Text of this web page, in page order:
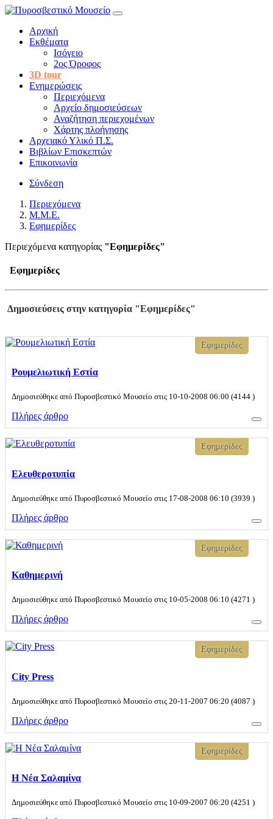
Αρχική
Εκθέματα
Ισόγειο
2ος Όροφος
3D tour
Ενημερώσεις
Περιεχόμενα
Αρχείο δημοσιεύσεων
Αναζήτηση περιεχομένων
Χάρτης πλοήγησης
Αρχειακό Υλικό Π.Σ.
Βιβλίων Επισκεπτών
Επικοινωνία
Σύνδεση
Περιεχόμενα
Μ.Μ.Ε.
Εφημερίδες
Περιεχόμενα κατηγορίας "Εφημερίδες"
Εφημερίδες
Δημοσιεύσεις στην κατηγορία "Εφημερίδες"
Εφημερίδες
Ρουμελιωτική Εστία
Δημοσιεύθηκε από Πυροσβεστικό Μουσείο στις 10-10-2008 06:00 (4144 )
Πλήρες άρθρο
Εφημερίδες
Eλευθεροτυπία
Δημοσιεύθηκε από Πυροσβεστικό Μουσείο στις 17-08-2008 06:10 (3939 )
Πλήρες άρθρο
Εφημερίδες
Καθημερινή
Δημοσιεύθηκε από Πυροσβεστικό Μουσείο στις 10-05-2008 06:10 (4271 )
Πλήρες άρθρο
Εφημερίδες
City Press
Δημοσιεύθηκε από Πυροσβεστικό Μουσείο στις 20-11-2007 06:20 (4087 )
Πλήρες άρθρο
Εφημερίδες
Η Νέα Σαλαμίνα
Δημοσιεύθηκε από Πυροσβεστικό Μουσείο στις 10-09-2007 06:20 (4251 )